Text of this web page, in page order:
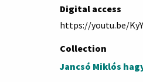
Digital access
https://youtu.be/
Collection
Jancsó Miklós